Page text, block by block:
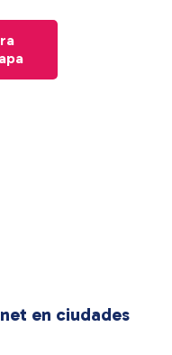
en ciudades